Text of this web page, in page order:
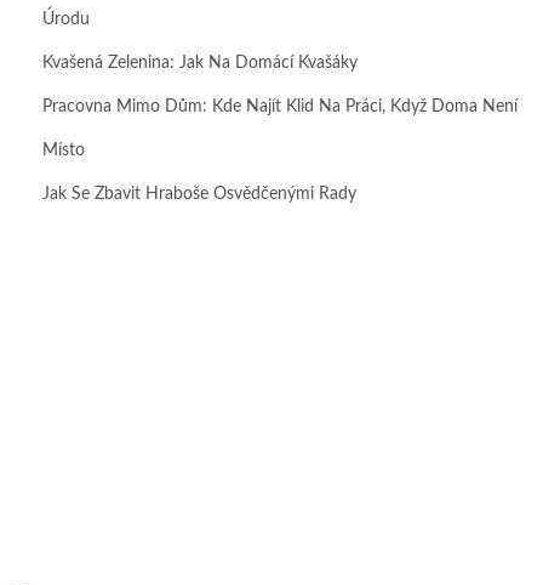
Úrodu
Kvašená Zelenina: Jak Na Domácí Kvašáky
Pracovna Mimo Dům: Kde Najít Klid Na Práci, Když Doma Není
Místo
Jak Se Zbavit Hraboše Osvědčenými Rady